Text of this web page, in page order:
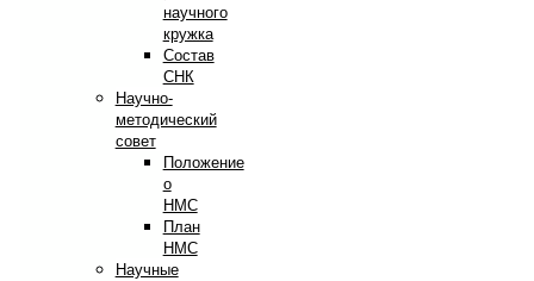
научного
кружка
Состав
СНК
Научно-
методический
совет
Положение
о
НМС
План
НМС
Научные